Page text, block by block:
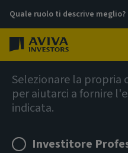
Quale ruolo ti descrive meglio?
Selezionare la propria
per aiutarci a fornire
indicata.
Investitore
AIQ Investment Thinking